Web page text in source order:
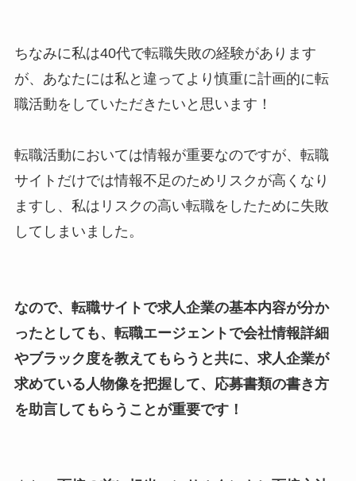
ちなみに私は40代で転職失敗の経験があります
が、あなたには私と違ってより慎重に計画的に転
職活動をしていただきたいと思います！
転職活動においては情報が重要なのですが、転職
サイトだけでは情報不足のためリスクが高くなり
ますし、私はリスクの高い転職をしたために失敗
してしまいました。
なので、転職サイトで求人企業の基本内容が分か
ったとしても、転職エージェントで会社情報詳細
やブラック度を教えてもらうと共に、求人企業が
求めている人物像を把握して、応募書類の書き方
を助言してもらうことが重要です！